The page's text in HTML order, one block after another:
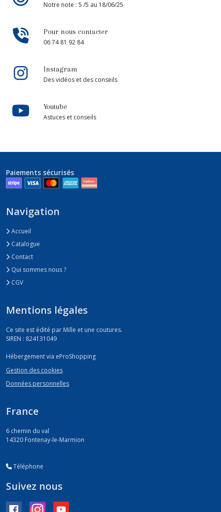
Notre note : 5 /5 au 18/06/25
Pour nous contacter
06 74 81 92 84
Instagram
Des vidéos et des conseils
Youtube
Astuces et conseils
Paiements sécurisés
Navigation
Accueil
Catalogue
Contact
Qui sommes nous ?
CGV
Mentions légales
Ce site est édité par Mille et une coutures.
SIREN : 824131049
Hébergement via eProShopping
Gestion des cookies
Données personnelles
France
6 chemin du val
14320 Fontenay-le-Marmion
Téléphone
Suivez nous